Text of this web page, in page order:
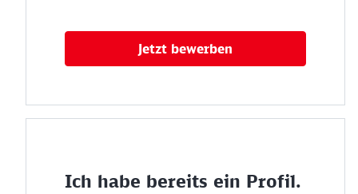
Jetzt bewerben
Ich habe bereits ein Profil.